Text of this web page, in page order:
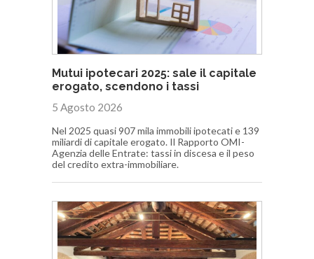
Mutui ipotecari 2025: sale il capitale
erogato, scendono i tassi
5 Agosto 2026
Nel 2025 quasi 907 mila immobili ipotecati e 139
miliardi di capitale erogato. Il Rapporto OMI-
Agenzia delle Entrate: tassi in discesa e il peso
del credito extra-immobiliare.